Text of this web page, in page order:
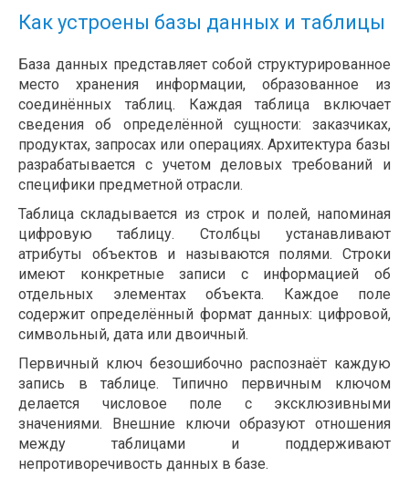
Как устроены базы данных и таблицы
База данных представляет собой структурированное
место хранения информации, образованное из
соединённых таблиц. Каждая таблица включает
сведения об определённой сущности: заказчиках,
продуктах, запросах или операциях. Архитектура базы
разрабатывается с учетом деловых требований и
специфики предметной отрасли.
Таблица складывается из строк и полей, напоминая
цифровую таблицу. Столбцы устанавливают
атрибуты объектов и называются полями. Строки
имеют конкретные записи с информацией об
отдельных элементах объекта. Каждое поле
содержит определённый формат данных: цифровой,
символьный, дата или двоичный.
Первичный ключ безошибочно распознаёт каждую
запись в таблице. Типично первичным ключом
делается числовое поле с эксклюзивными
значениями. Внешние ключи образуют отношения
между таблицами и поддерживают
непротиворечивость данных в базе.